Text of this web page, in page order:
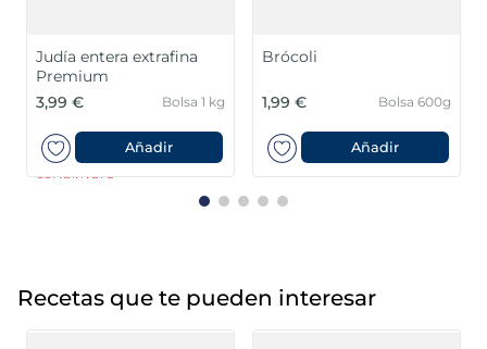
Judía entera extrafina
Premium
3,99 €
COMBINABLE
Bolsa 1 kg
Añadir
Brócoli
1,99 € Bolsa 600g
Añadir
Recetas que te pueden interesar